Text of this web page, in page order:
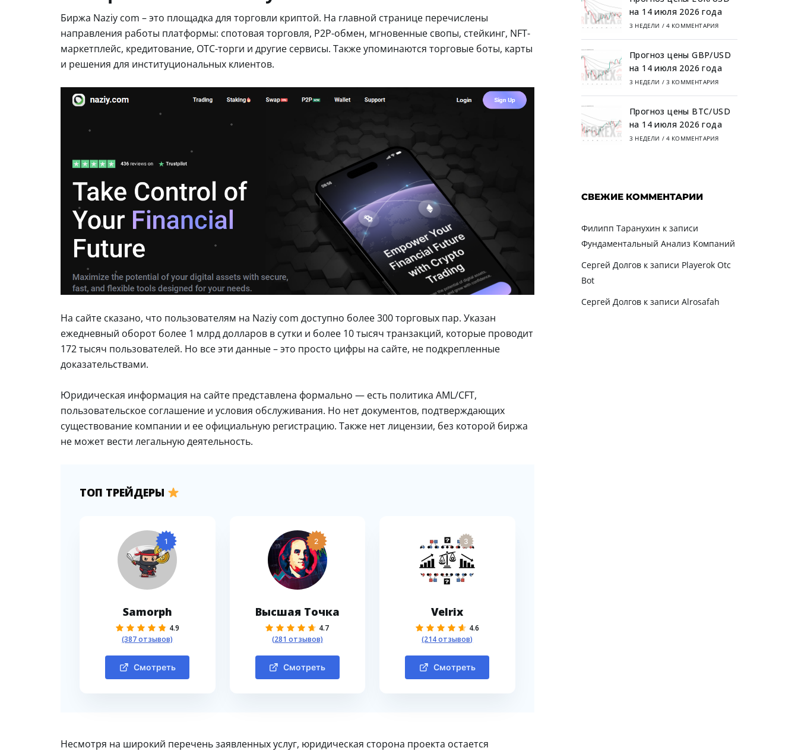
Биржа Naziy com – это площадка для торговли криптой. На главной странице перечислены
направления работы платформы: спотовая торговля, P2P-обмен, мгновенные свопы, стейкинг, NFT-
маркетплейс, кредитование, OTC-торги и другие сервисы. Также упоминаются торговые боты, карты
и решения для институциональных клиентов.
На сайте сказано, что пользователям на Naziy com доступно более 300 торговых пар. Указан
ежедневный оборот более 1 млрд долларов в сутки и более 10 тысяч транзакций, которые проводит
172 тысяч пользователей. Но все эти данные – это просто цифры на сайте, не подкрепленные
доказательствами.
Юридическая информация на сайте представлена формально — есть политика AML/CFT,
пользовательское соглашение и условия обслуживания. Но нет документов, подтверждающих
существование компании и ее официальную регистрацию. Также нет лицензии, без которой биржа
не может вести легальную деятельность.
ТОП ТРЕЙДЕРЫ
1
Samorph
4.9
(387 отзывов)
Смотреть
2
Высшая Точка
4.7
(281 отзывов)
Смотреть
3
Velrix
4.6
(214 отзывов)
Смотреть
Несмотря на широкий перечень заявленных услуг, юридическая сторона проекта остается
на 14 июля 2026 года
3 НЕДЕЛИ / 4 КОММЕНТАРИЯ
Прогноз цены GBP/USD
на 14 июля 2026 года
3 НЕДЕЛИ / 3 КОММЕНТАРИЯ
Прогноз цены BTC/USD
на 14 июля 2026 года
3 НЕДЕЛИ / 4 КОММЕНТАРИЯ
СВЕЖИЕ КОММЕНТАРИИ
Филипп Таранухин к записи
Фундаментальный Анализ Компаний
Сергей Долговк записи Playerok Otc
Bot
Сергей Долговк записи Alrosafah